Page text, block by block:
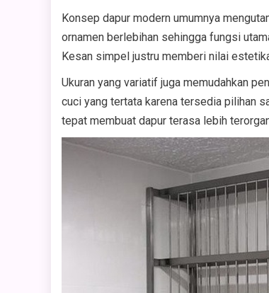
Konsep dapur modern umumnya
ornamen berlebihan sehingga fungsi
Kesan simpel justru memberi nilai
Ukuran yang variatif juga memudahkan
cuci yang tertata karena tersedia pilihan
tepat membuat dapur terasa lebih